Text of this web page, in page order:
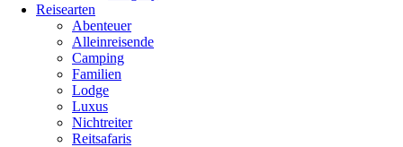
Reisearten
Abenteuer
Alleinreisende
Camping
Familien
Lodge
Luxus
Nichtreiter
Reitsafaris